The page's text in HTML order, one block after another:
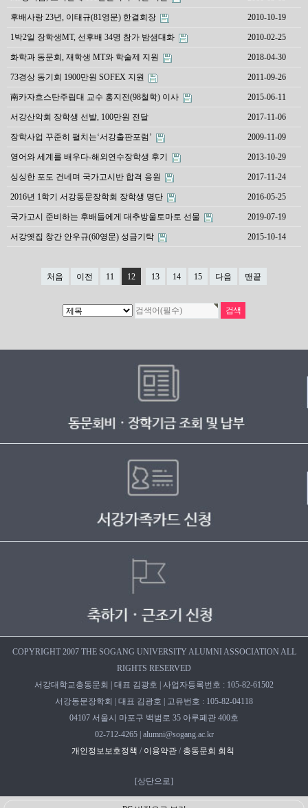
후배사랑 23년, 이태규(81영문) 한결회장 2010-10-19
1박2일 장학생MT, 선후배 34명 참가 밤샘대화 2010-02-25
화학과 동문회, 재학생 MT와 학술제 지원 2018-04-30
73경상 동기회 1900만원 SOFEX 지원 2011-09-26
南카자흐스탄주립대 교수 홍지전(98철학) 이사 2015-06-11
서강산악회 장학생 선발, 100만원 전달 2017-11-06
장학사업 꾸준히 펼치는‘서강출판포럼’ 2009-11-09
영어와 세계를 배우다-해외연수장학생 후기 2013-10-29
싱싱한 포도 건네며 국가고시반 합격 응원 2017-11-24
2016년 1학기 서강동문장학회 장학생 명단 2016-05-25
국가고시 준비하는 후배들에게 대추방울토마토 선물 2019-07-19
서강옛집 창간 안우규(60영문) 성금기탁 2015-10-14
처음 이전 11 12 13 14 15 다음 맨끝
COPYRIGHT 2007 THE SOGANG UNIVERSITY ALUMNI ASSOCIATION ALL
RIGHTS RESERVED
서강대학교총동문회 | 대표 김광호 | 사업자등록번호 : 105-82-61502
서강동문장학회 | 대표 김광호 | 고유번호 : 105-82-04118
04107 서울시 마포구 백범로 35 아루페관 400호
02-712-4265 | alumni@sogang.ac.kr
개인정보보호정책 / 이용약관 / 총동문회 회칙
[상단으로]